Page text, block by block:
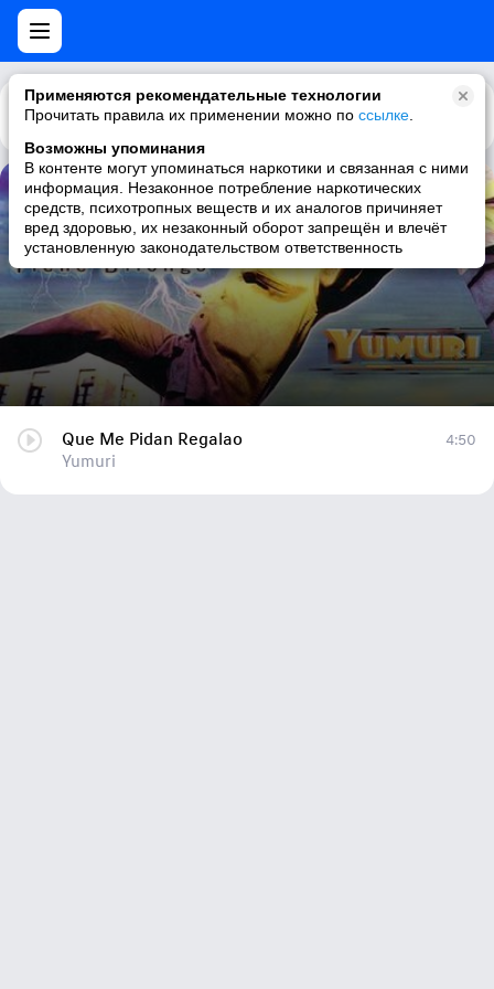
Применяются рекомендательные технологии
Прочитать правила их применении можно по ссылке
Возможны упоминания
В контенте могут упоминаться наркотики и связанная с ними
информация. Незаконное потребление наркотических
средств, психотропных веществ и их аналогов причиняет
вред здоровью, их незаконный оборот запрещён и влечёт
установленную законодательством ответственность
Каталог Рекомендации
Que Me Pidan Regalao
Yumuri
Que Me Pidan Regalao
Yumuri
4:50